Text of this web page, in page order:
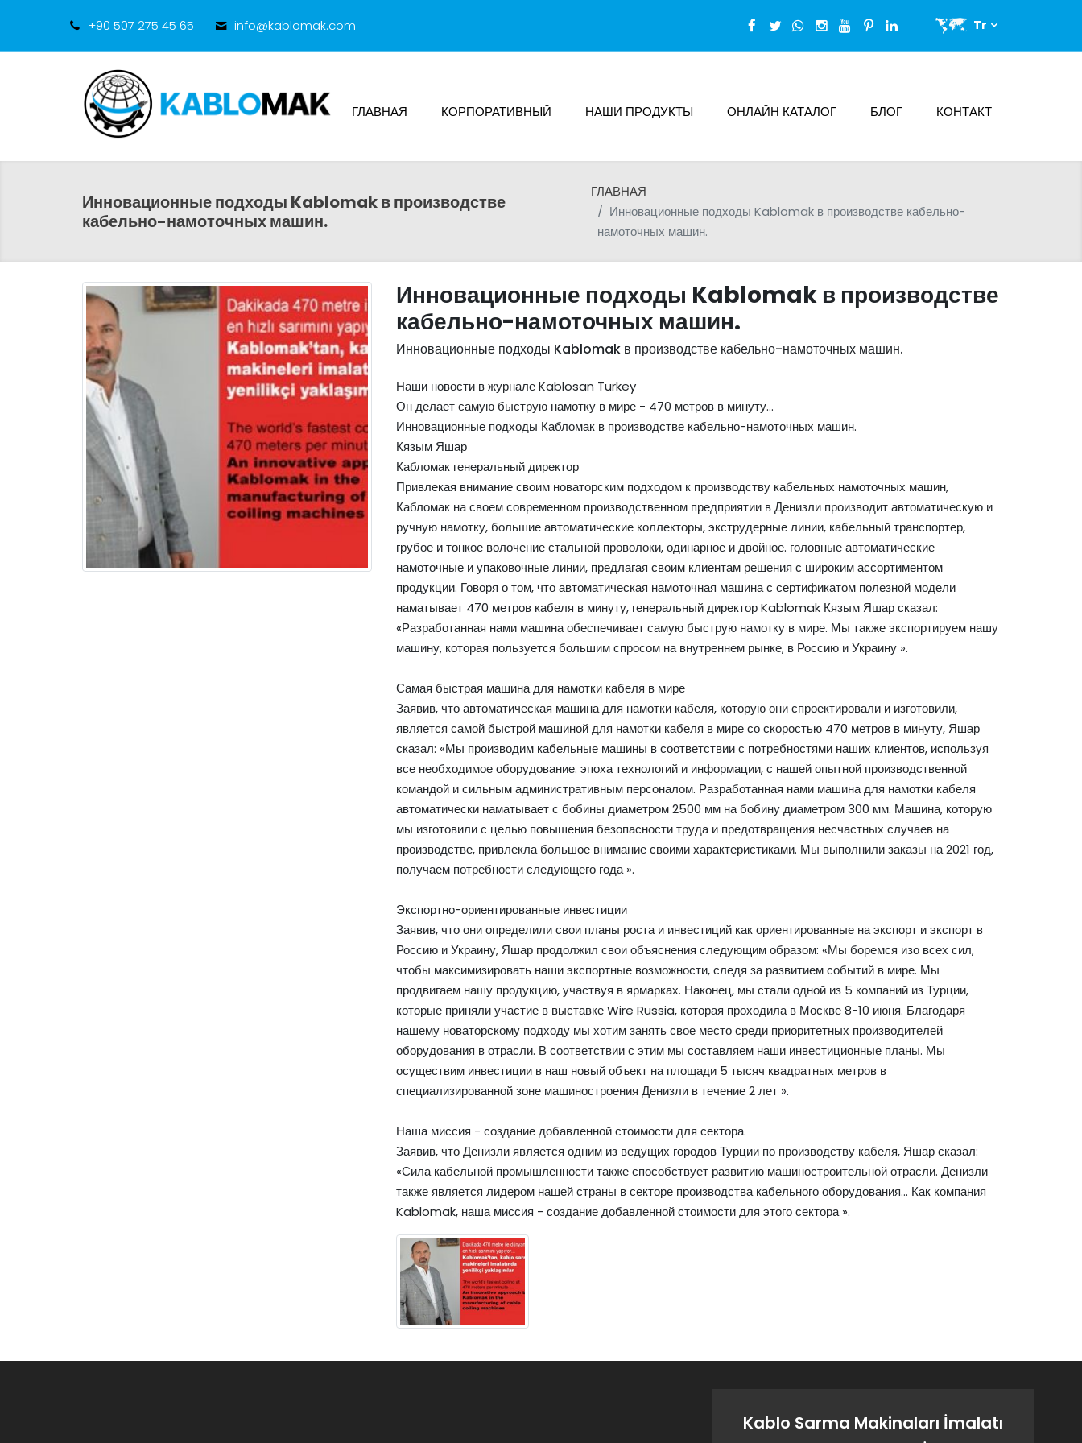
+90 507 275 45 65 info@kablomak.com Tr
ГЛАВНАЯ КОРПОРАТИВНЫЙ НАШИ ПРОДУКТЫ ОНЛАЙН КАТАЛОГ БЛОГ КОНТАКТ
Инновационные подходы Kablomak в производстве
кабельно-намоточных машин.
ГЛАВНАЯ
Инновационные подходы Kablomak в производстве кабельно-
намоточных машин.
Инновационные подходы Kablomak в производстве
кабельно-намоточных машин.
Инновационные подходы Kablomak в производстве кабельно-намоточных машин.
Наши новости в журнале Kablosan Turkey
Он делает самую быструю намотку в мире - 470 метров в минуту…
Инновационные подходы Кабломак в производстве кабельно-намоточных машин.
Кязым Яшар
Кабломак генеральный директор
Привлекая внимание своим новаторским подходом к производству кабельных намоточных машин,
Кабломак на своем современном производственном предприятии в Денизли производит автоматическую и
ручную намотку, большие автоматические коллекторы, экструдерные линии, кабельный транспортер,
грубое и тонкое волочение стальной проволоки, одинарное и двойное. головные автоматические
намоточные и упаковочные линии, предлагая своим клиентам решения с широким ассортиментом
продукции. Говоря о том, что автоматическая намоточная машина с сертификатом полезной модели
наматывает 470 метров кабеля в минуту, генеральный директор Kablomak Кязым Яшар сказал:
«Разработанная нами машина обеспечивает самую быструю намотку в мире. Мы также экспортируем нашу
машину, которая пользуется большим спросом на внутреннем рынке, в Россию и Украину ».
Самая быстрая машина для намотки кабеля в мире
Заявив, что автоматическая машина для намотки кабеля, которую они спроектировали и изготовили,
является самой быстрой машиной для намотки кабеля в мире со скоростью 470 метров в минуту, Яшар
сказал: «Мы производим кабельные машины в соответствии с потребностями наших клиентов, используя
все необходимое оборудование. эпоха технологий и информации, с нашей опытной производственной
командой и сильным административным персоналом. Разработанная нами машина для намотки кабеля
автоматически наматывает с бобины диаметром 2500 мм на бобину диаметром 300 мм. Машина, которую
мы изготовили с целью повышения безопасности труда и предотвращения несчастных случаев на
производстве, привлекла большое внимание своими характеристиками. Мы выполнили заказы на 2021 год,
получаем потребности следующего года ».
Экспортно-ориентированные инвестиции
Заявив, что они определили свои планы роста и инвестиций как ориентированные на экспорт и экспорт в
Россию и Украину, Яшар продолжил свои объяснения следующим образом: «Мы боремся изо всех сил,
чтобы максимизировать наши экспортные возможности, следя за развитием событий в мире. Мы
продвигаем нашу продукцию, участвуя в ярмарках. Наконец, мы стали одной из 5 компаний из Турции,
которые приняли участие в выставке Wire Russia, которая проходила в Москве 8-10 июня. Благодаря
нашему новаторскому подходу мы хотим занять свое место среди приоритетных производителей
оборудования в отрасли. В соответствии с этим мы составляем наши инвестиционные планы. Мы
осуществим инвестиции в наш новый объект на площади 5 тысяч квадратных метров в
специализированной зоне машиностроения Денизли в течение 2 лет ».
Наша миссия - создание добавленной стоимости для сектора.
Заявив, что Денизли является одним из ведущих городов Турции по производству кабеля, Яшар сказал:
«Сила кабельной промышленности также способствует развитию машиностроительной отрасли. Денизли
также является лидером нашей страны в секторе производства кабельного оборудования… Как компания
Kablomak, наша миссия - создание добавленной стоимости для этого сектора ».
Kablo Sarma Makinaları İmalatı